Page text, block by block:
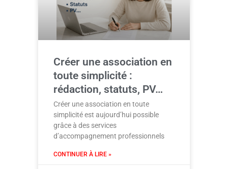
Créer une association en
toute simplicité :
rédaction, statuts, PV…
Créer une association en toute
simplicité est aujourd’hui possible
grâce à des services
d’accompagnement professionnels
CONTINUER À LIRE »